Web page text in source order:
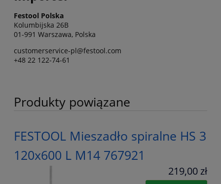
Festool Polska
Kolumbijska 26B
01-991 Warszawa, Polska
customerservice-pl@festool.com
+48 22 122-74-61
Produkty powiązane
FESTOOL Mieszadło spiralne HS 3
120x600 L M14 767921
219,00 zł